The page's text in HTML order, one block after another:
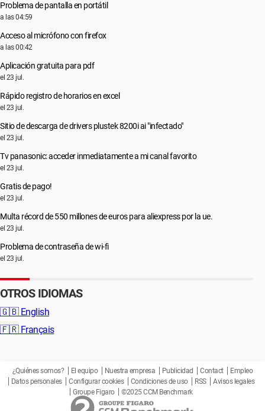
Problema de pantalla en portátil
a las 04:59
Acceso al micrófono con firefox
a las 00:42
Aplicación gratuita para pdf
el 23 jul.
Rápido registro de horarios en excel
el 23 jul.
Sitio de descarga de drivers plustek 8200i ai "infectado"
el 23 jul.
Tv panasonic: acceder inmediatamente a mi canal favorito
el 23 jul.
Gratis de pago!
el 23 jul.
Multa récord de 550 millones de euros para aliexpress por la ue.
el 23 jul.
Problema de contraseña de wi-fi
el 23 jul.
OTROS IDIOMAS
🇬🇧 English
🇫🇷 Français
¿Quiénes somos? El equipo Nuestra empresa Publicidad Contact
Empleo
Datos personales
Configurar cookies Condiciones de uso RSS
Avisos legales
Groupe Figaro
©2025 CCM Benchmark